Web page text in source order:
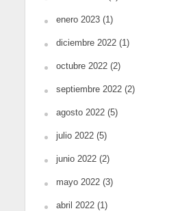
enero 2023(1)
diciembre 2022(1)
octubre 2022(2)
septiembre 2022(2)
agosto 2022(5)
julio 2022(5)
junio 2022(2)
mayo 2022(3)
abril 2022(1)